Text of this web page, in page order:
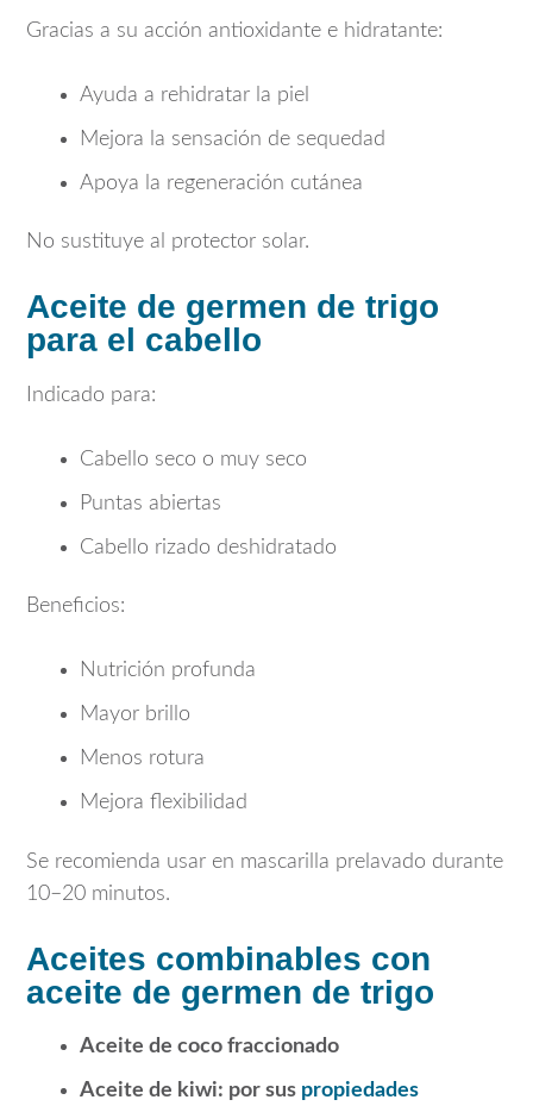
Gracias a su acción antioxidante e hidratante:
Ayuda a rehidratar la piel
Mejora la sensación de sequedad
Apoya la regeneración cutánea
No sustituye al protector solar.
Aceite de germen de trigo
para el cabello
Indicado para:
Cabello seco o muy seco
Puntas abiertas
Cabello rizado deshidratado
Beneficios:
Nutrición profunda
Mayor brillo
Menos rotura
Mejora flexibilidad
Se recomienda usar en mascarilla prelavado durante
10–20 minutos.
Aceites combinables con
aceite de germen de trigo
Aceite de coco fraccionado
Aceite de kiwi: por sus propiedades